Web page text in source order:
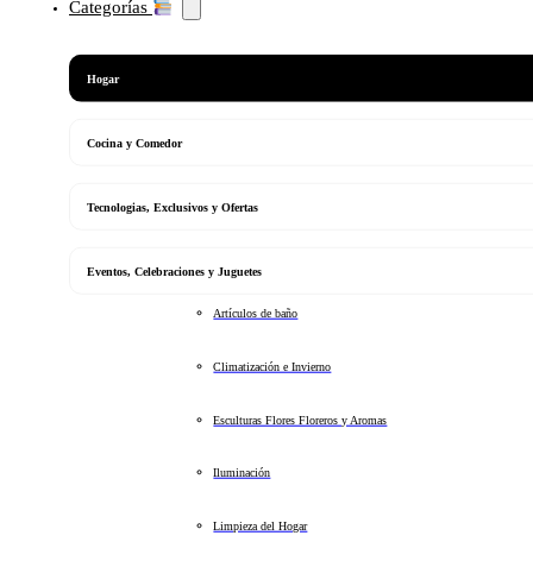
Categorías
Hogar
Cocina y Comedor
Tecnologias, Exclusivos y Ofertas
Eventos, Celebraciones y Juguetes
Artículos de baño
Climatización e Invierno
Esculturas Flores Floreros y Aromas
Iluminación
Limpieza del Hogar